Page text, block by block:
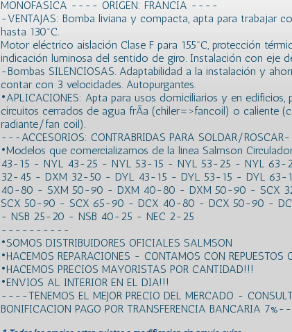
MONOFASICA ---- ORIGEN: FRANCIA ----
-VENTAJAS: Bomba liviana y compacta, apta para trabajar
hasta 130ºC.
Motor eléctrico aislación Clase F para 155ºC, protección
indicación luminosa del sentido de giro. Instalación con eje
-Bombas SILENCIOSAS. Adaptabilidad a la instalación y
contar con 3 velocidades. Autopurgantes.
•APLICACIONES: Apta para usos domiciliarios y en edificios,
circuitos cerrados de agua frÃ­a (chiler=>fancoil) o caliente
radiante/fan coil).
---ACCESORIOS: CONTRABRIDAS PARA SOLDAR/
•Modelos que comercializamos de la linea Salmson
43-15 - NYL 43-25 - NYL 53-15 - NYL 53-25 - NYL 63-
32-45 - DXM 32-50 - DYL 43-15 - DYL 53-15 - DYL 63-
40-80 - SXM 50-90 - DXM 40-80 - DXM 50-90 - SCX
SCX 50-90 - SCX 65-90 - DCX 40-80 - DCX 50-90 -
- NSB 25-20 - NSB 40-25 - NEC 2-25
----------
•SOMOS DISTRIBUIDORES OFICIALES SALMSON
•HACEMOS REPARACIONES - CONTAMOS CON REPUESTOS
•HACEMOS PRECIOS MAYORISTAS POR CANTIDAD!!!
•ENVIOS AL INTERIOR EN EL DIA!!!
----TENEMOS EL MEJOR PRECIO DEL MERCADO -
BONIFICACION PAGO POR TRANSFERENCIA BANCARIA